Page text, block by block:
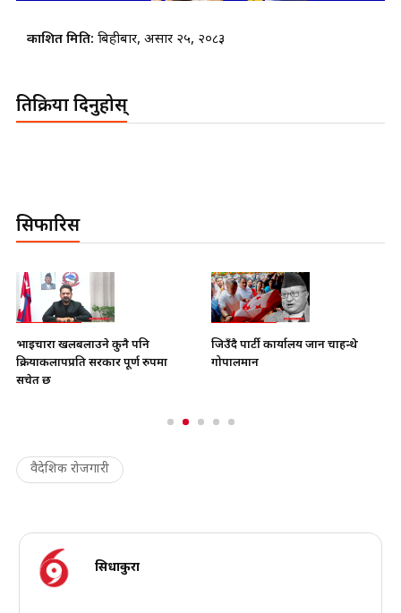
प्रकाशित मिति: बिहीबार, असार २५, २०८३
प्रतिक्रिया दिनुहोस्
सिफारिस
भाइचारा खलबलाउने कुनै पनि
क्रियाकलापप्रति सरकार पूर्ण रुपमा
सचेत छ
जिउँदै पार्टी कार्यालय जान चाहन्थे
गोपालमान
वैदेशिक रोजगारी
सिधाकुरा